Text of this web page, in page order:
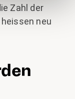
Zahl der
neu